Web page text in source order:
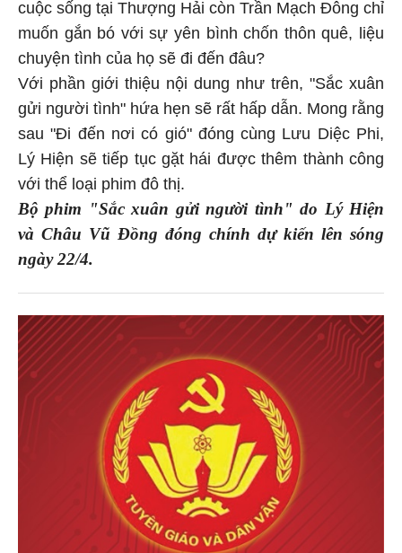
cuộc sống tại Thượng Hải còn Trần Mạch Đông chỉ
muốn gắn bó với sự yên bình chốn thôn quê, liệu
chuyện tình của họ sẽ đi đến đâu?
Với phần giới thiệu nội dung như trên, "Sắc xuân
gửi người tình" hứa hẹn sẽ rất hấp dẫn. Mong rằng
sau "Đi đến nơi có gió" đóng cùng Lưu Diệc Phi,
Lý Hiện sẽ tiếp tục gặt hái được thêm thành công
với thể loại phim đô thị.
Bộ phim "Sắc xuân gửi người tình" do Lý Hiện
và Châu Vũ Đồng đóng chính dự kiến lên sóng
ngày 22/4.